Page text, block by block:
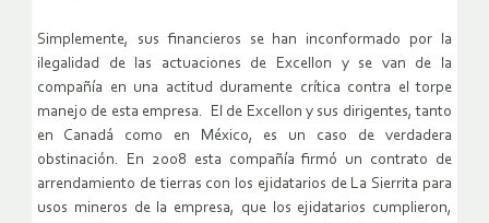
Simplemente, sus financieros se han inconformado por la
ilegalidad de las actuaciones de Excellon y se van de la
compañía en una actitud duramente crítica contra el torpe
manejo de esta empresa. El de Excellon y sus dirigentes, tanto
en Canadá como en México, es un caso de verdadera
obstinación. En 2008 esta compañía firmó un contrato de
arrendamiento de tierras con los ejidatarios de LaSierrita para
usos mineros de la empresa, que los ejidatarios cumplieron,